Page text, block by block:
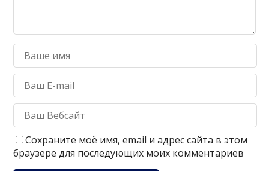
Сохраните моё имя, email и адрес сайта в этом
браузере для последующих моих комментариев